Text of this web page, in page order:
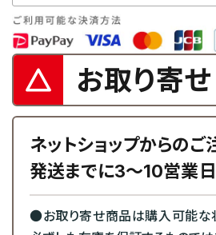
お取り寄せ
ネットショップからのご
発送までに3～10営業日
●お取り寄せ商品は購入可能な